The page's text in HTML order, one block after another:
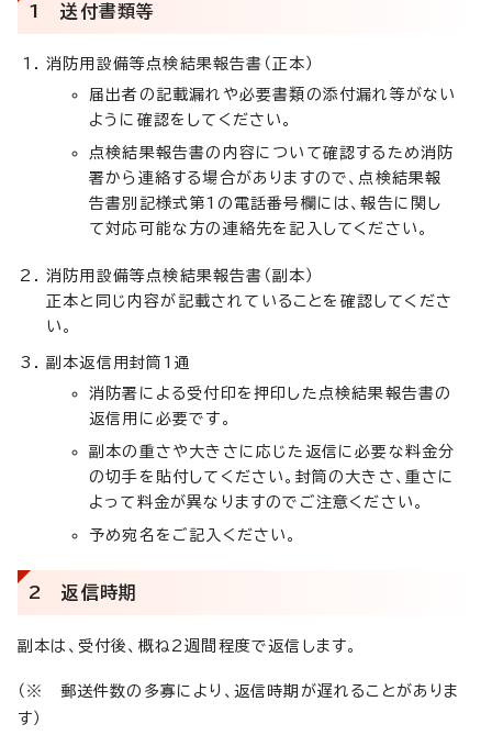
1 送付書類等
消防用設備等点検結果報告書（正本）
届出者の記載漏れや必要書類の添付漏れ等がない
ように確認をしてください。
点検結果報告書の内容について確認するため消防
署から連絡する場合がありますので、点検結果報
告書別記様式第1の電話番号欄には、報告に関し
て対応可能な方の連絡先を記入してください。
消防用設備等点検結果報告書（副本）
正本と同じ内容が記載されていることを確認してくださ
い。
副本返信用封筒1通
消防署による受付印を押印した点検結果報告書の
返信用に必要です。
副本の重さや大きさに応じた返信に必要な料金分
の切手を貼付してください。封筒の大きさ、重さに
よって料金が異なりますのでご注意ください。
予め宛名をご記入ください。
2 返信時期
副本は、受付後、概ね2週間程度で返信します。
（※ 郵送件数の多寡により、返信時期が遅れることがありま
す）